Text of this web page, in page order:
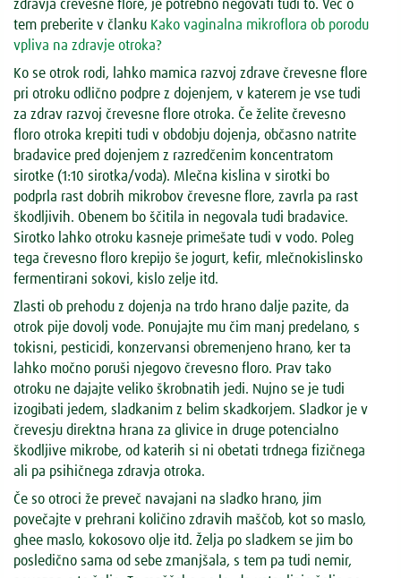
zdravja črevesne flore, je potrebno negovati tudi to. Več o
tem preberite v članku Kako vaginalna mikroflora ob porodu
vpliva na zdravje otroka?
Ko se otrok rodi, lahko mamica razvoj zdrave črevesne flore
pri otroku odlično podpre z dojenjem, v katerem je vse tudi
za zdrav razvoj črevesne flore otroka. Če želite črevesno
floro otroka krepiti tudi v obdobju dojenja, občasno natrite
bradavice pred dojenjem z razredčenim koncentratom
sirotke (1:10 sirotka/voda). Mlečna kislina v sirotki bo
podprla rast dobrih mikrobov črevesne flore, zavrla pa rast
škodljivih. Obenem bo ščitila in negovala tudi bradavice.
Sirotko lahko otroku kasneje primešate tudi v vodo. Poleg
tega črevesno floro krepijo še jogurt, kefir, mlečnokislinsko
fermentirani sokovi, kislo zelje itd.
Zlasti ob prehodu z dojenja na trdo hrano dalje pazite, da
otrok pije dovolj vode. Ponujajte mu čim manj predelano, s
tokisni, pesticidi, konzervansi obremenjeno hrano, ker ta
lahko močno poruši njegovo črevesno floro. Prav tako
otroku ne dajajte veliko škrobnatih jedi. Nujno se je tudi
izogibati jedem, sladkanim z belim skadkorjem. Sladkor je v
črevesju direktna hrana za glivice in druge potencialno
škodljive mikrobe, od katerih si ni obetati trdnega fizičnega
ali pa psihičnega zdravja otroka.
Če so otroci že preveč navajani na sladko hrano, jim
povečajte v prehrani količino zdravih maščob, kot so maslo,
ghee maslo, kokosovo olje itd. Želja po sladkem se jim bo
posledično sama od sebe zmanjšala, s tem pa tudi nemir,